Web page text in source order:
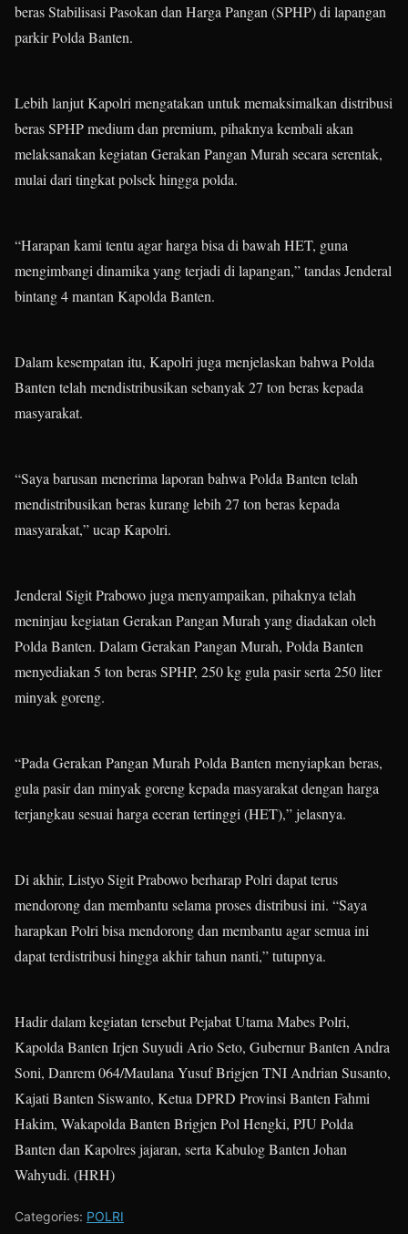
beras Stabilisasi Pasokan dan Harga Pangan (SPHP) di lapangan
parkir Polda Banten.
Lebih lanjut Kapolri mengatakan untuk memaksimalkan distribusi
beras SPHP medium dan premium, pihaknya kembali akan
melaksanakan kegiatan Gerakan Pangan Murah secara serentak,
mulai dari tingkat polsek hingga polda.
“Harapan kami tentu agar harga bisa di bawah HET, guna
mengimbangi dinamika yang terjadi di lapangan,” tandas Jenderal
bintang 4 mantan Kapolda Banten.
Dalam kesempatan itu, Kapolri juga menjelaskan bahwa Polda
Banten telah mendistribusikan sebanyak 27 ton beras kepada
masyarakat.
“Saya barusan menerima laporan bahwa Polda Banten telah
mendistribusikan beras kurang lebih 27 ton beras kepada
masyarakat,” ucap Kapolri.
Jenderal Sigit Prabowo juga menyampaikan, pihaknya telah
meninjau kegiatan Gerakan Pangan Murah yang diadakan oleh
Polda Banten. Dalam Gerakan Pangan Murah, Polda Banten
menyediakan 5 ton beras SPHP, 250 kg gula pasir serta 250 liter
minyak goreng.
“Pada Gerakan Pangan Murah Polda Banten menyiapkan beras,
gula pasir dan minyak goreng kepada masyarakat dengan harga
terjangkau sesuai harga eceran tertinggi (HET),” jelasnya.
Di akhir, Listyo Sigit Prabowo berharap Polri dapat terus
mendorong dan membantu selama proses distribusi ini. “Saya
harapkan Polri bisa mendorong dan membantu agar semua ini
dapat terdistribusi hingga akhir tahun nanti,” tutupnya.
Hadir dalam kegiatan tersebut Pejabat Utama Mabes Polri,
Kapolda Banten Irjen Suyudi Ario Seto, Gubernur Banten Andra
Soni, Danrem 064/Maulana Yusuf Brigjen TNI Andrian Susanto,
Kajati Banten Siswanto, Ketua DPRD Provinsi Banten Fahmi
Hakim, Wakapolda Banten Brigjen Pol Hengki, PJU Polda
Banten dan Kapolres jajaran, serta Kabulog Banten Johan
Wahyudi. (HRH)
Categories: POLRI